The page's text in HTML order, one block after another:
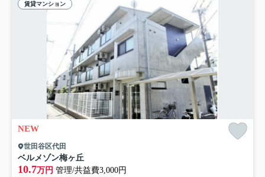
賃貸マンション
NEW
世田谷区代田
ベルメゾン梅ヶ丘
10.7万円 管理/共益費3,000円